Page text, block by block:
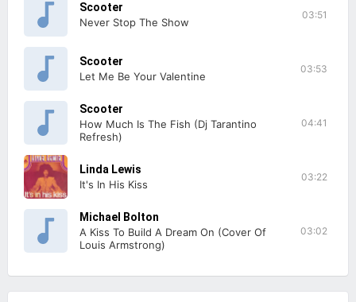
Scooter
Never Stop The Show
03:51
Scooter
Let Me Be Your Valentine
03:53
Scooter
How Much Is The Fish (Dj Tarantino
Refresh)
04:41
Linda Lewis
It's In His Kiss
03:22
Michael Bolton
A Kiss To Build A Dream On (Cover Of
Louis Armstrong)
03:02